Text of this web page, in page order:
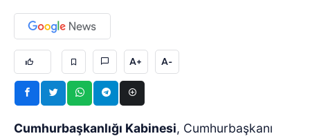
A+ A-
Cumhurbaşkanlığı Kabinesi, Cumhurbaşkanı